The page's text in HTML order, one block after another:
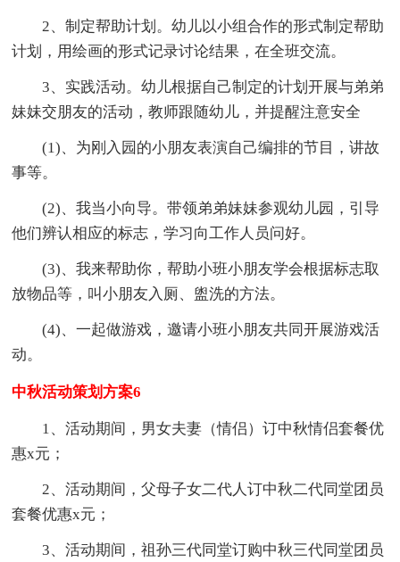
2、制定帮助计划。幼儿以小组合作的形式制定帮助
计划，用绘画的形式记录讨论结果，在全班交流。
3、实践活动。幼儿根据自己制定的计划开展与弟弟
妹妹交朋友的活动，教师跟随幼儿，并提醒注意安全
(1)、为刚入园的小朋友表演自己编排的节目，讲故
事等。
(2)、我当小向导。带领弟弟妹妹参观幼儿园，引导
他们辨认相应的标志，学习向工作人员问好。
(3)、我来帮助你，帮助小班小朋友学会根据标志取
放物品等，叫小朋友入厕、盥洗的方法。
(4)、一起做游戏，邀请小班小朋友共同开展游戏活
动。
中秋活动策划方案6
1、活动期间，男女夫妻（情侣）订中秋情侣套餐优
惠x元；
2、活动期间，父母子女二代人订中秋二代同堂团员
套餐优惠x元；
3、活动期间，祖孙三代同堂订购中秋三代同堂团员